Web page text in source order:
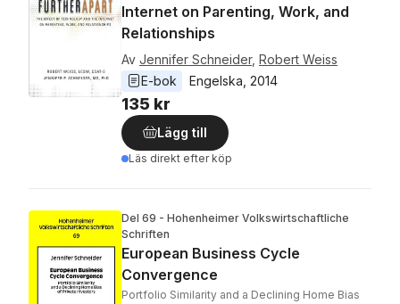
Internet on Parenting, Work, and
Relationships
Av Jennifer Schneider, Robert Weiss
E-bok
Engelska 2014
135 kr
Lägg till
Läs direkt efter köp
Del 69 - Hohenheimer Volkswirtschaftliche
Schriften
European Business Cycle
Convergence
Portfolio Similarity and a Declining Home Bias